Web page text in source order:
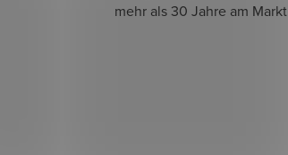
mehr als 30 Jahre am Markt